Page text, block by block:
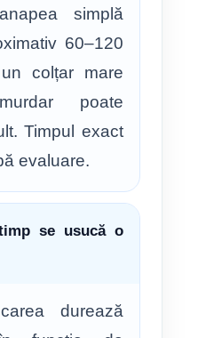
simplă
60–120
colțar mare
poate
Timpul exact
evaluare.
se usucă o
durează